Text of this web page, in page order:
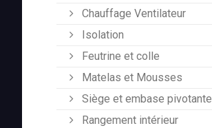
Chauffage Ventilateur
Isolation
Feutrine et colle
Matelas et Mousses
Siège et embase pivotante
Rangement intérieur